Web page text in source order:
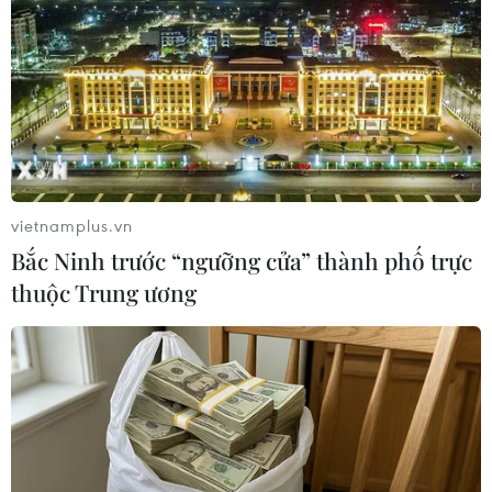
súng
09/08/2026 02:26
Khủng hoảng nắng nóng đẩy 34 tỉnh
của Pháp vào mức nguy cơ cháy
rừng cao
08/08/2026 23:59
Những lý do khiến du khách Ấn Độ
chuyển hướng sang Việt Nam
08/08/2026 23:58
Cộng hòa Dân chủ Congo ghi nhận
hơn 300 trẻ em tử vong do Ebola
vietnamplus.vn
Bắc Ninh trước “ngưỡng cửa” thành phố trực
thuộc Trung ương